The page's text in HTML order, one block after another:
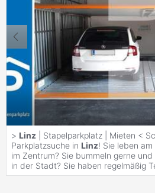
> Linz | Stapelparkplatz | Mieten <
Parkplatzsuche in Linz! Sie leben
im Zentrum? Sie bummeln gerne
in der Stadt? Sie haben regelmäßig